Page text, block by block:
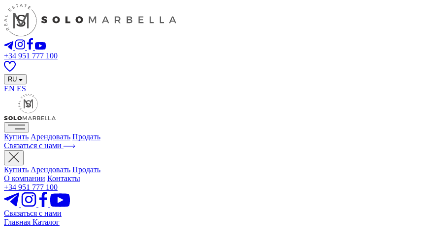
+34 951 777 100
RU
EN ES
Купить Арендовать Продать
Связаться с нами
Купить Арендовать Продать
О компании Контакты
+34 951 777 100
Связаться с нами
Главная Каталог